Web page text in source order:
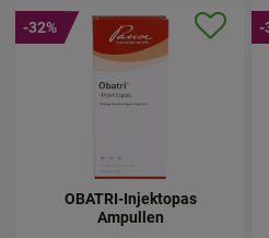
OBATRI-Injektopas
Ampullen
-32% -